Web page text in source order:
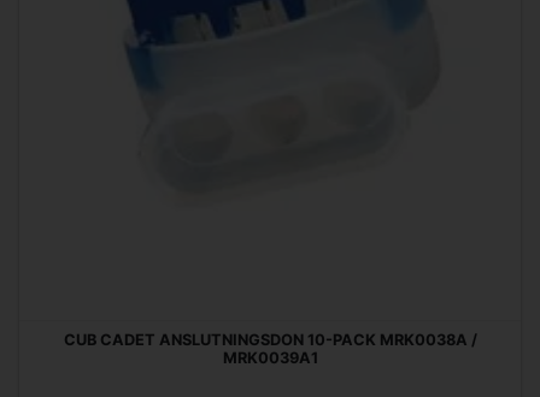
CUB CADET ANSLUTNINGSDON 10-PACK MRK0038A /
MRK0039A1